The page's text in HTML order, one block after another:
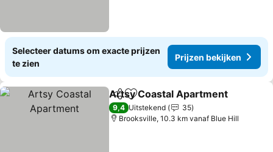
Selecteer datums om exacte prijzen
te zien
Prijzen bekijken
DelenToevoegen aan favorieten
Artsy Coastal Apartment
9,4 Uitstekend
35
Brooksville, 10.3 km vanaf Blue Hill